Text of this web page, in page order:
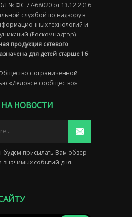
№ ФС 77-68020 от 13.12.2016
службой по надзору в
технологий и
(Роскомнадзор)
продукция сетевого
для детей старше 16
с ограниченной
«Деловое сообщество»
НОВОСТИ
будем присылать Вам обзор
значимых событий дня.